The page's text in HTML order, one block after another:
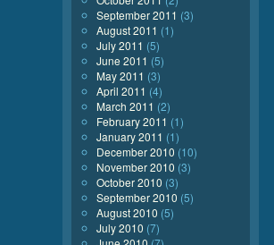
September 2011 (3)
August 2011 (1)
July 2011 (5)
June 2011 (5)
May 2011 (3)
April 2011 (4)
March 2011 (2)
February 2011 (1)
January 2011 (1)
December 2010 (10)
November 2010 (3)
October 2010 (3)
September 2010 (5)
August 2010 (5)
July 2010 (7)